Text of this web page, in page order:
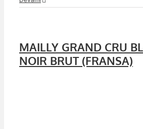
MAILLY GRAND CRU
NOIR BRUT (FRANSA)